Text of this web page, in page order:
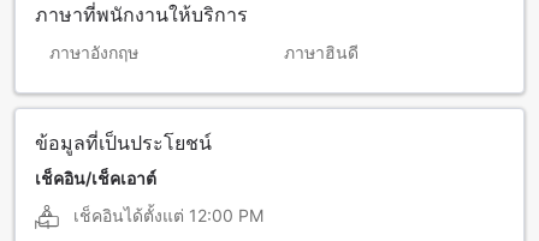
ภาษาที่พนักงานให้บริการ
ภาษาอังกฤษ ภาษาฮินดี
ข้อมูลที่เป็นประโยชน์
เช็คอิน/เช็คเอาต์
เช็คอินได้ตั้งแต่ 12:00 PM